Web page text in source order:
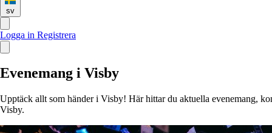
sv
Logga in Registrera
Evenemang i Visby
Upptäck allt som händer i Visby! Här hittar du aktuella evenemang,
Visby.